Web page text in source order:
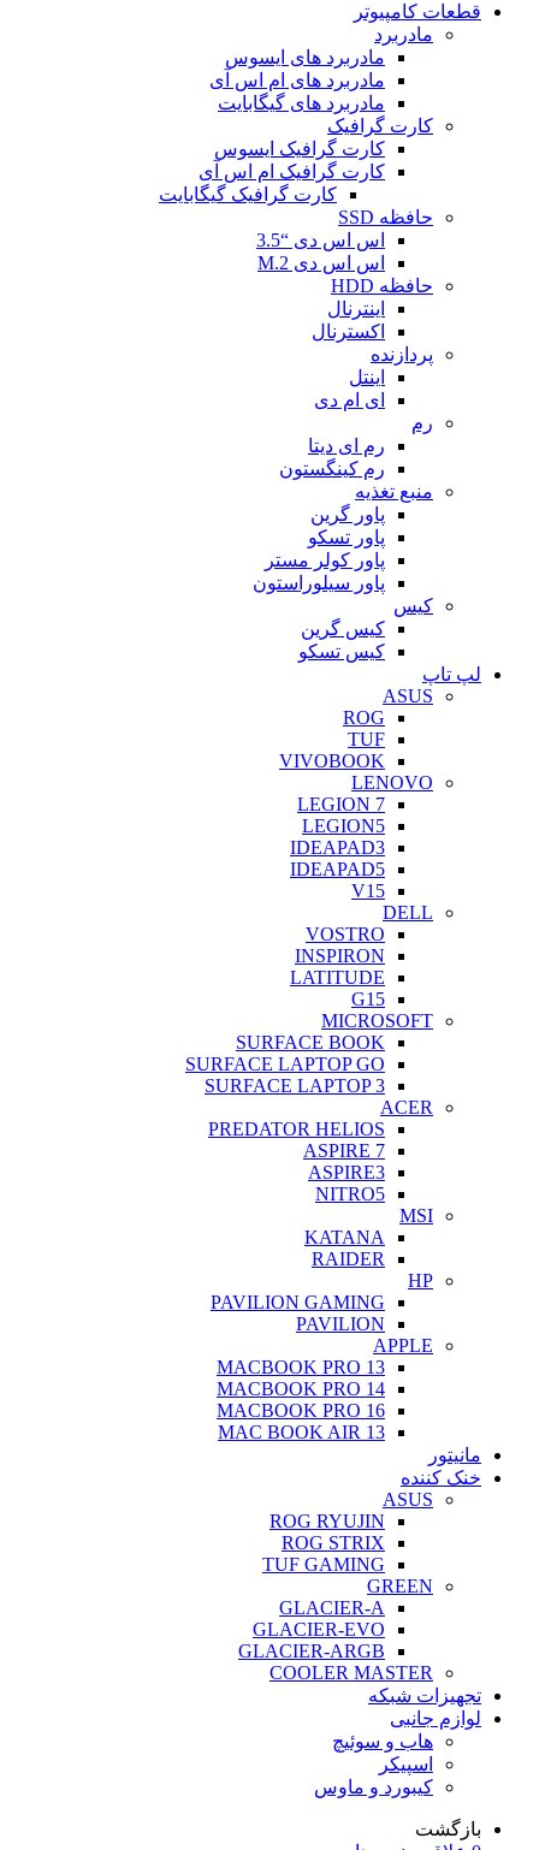
قطعات کامپیوتر
مادربرد
مادربرد های ایسوس
مادربرد های ام اس آی
مادربرد های گیگابایت
کارت گرافیک
کارت گرافیک ایسوس
کارت گرافیک ام اس آی
کارت گرافیک گیگابایت
حافظه SSD
اس اس دی “3.5
اس اس دی M.2
حافظه HDD
اینترنال
اکسترنال
پردازنده
اینتل
ای ام دی
رم
رم ای دیتا
رم کینگستون
منبع تغذیه
پاور گرین
پاور تسکو
پاور کولر مستر
پاور سیلوراستون
کیس
کیس گرین
کیس تسکو
لپ تاپ
ASUS
ROG
TUF
VIVOBOOK
LENOVO
LEGION 7
LEGION5
IDEAPAD3
IDEAPAD5
V15
DELL
VOSTRO
INSPIRON
LATITUDE
G15
MICROSOFT
SURFACE BOOK
SURFACE LAPTOP GO
SURFACE LAPTOP 3
ACER
PREDATOR HELIOS
ASPIRE 7
ASPIRE3
NITRO5
MSI
KATANA
RAIDER
HP
PAVILION GAMING
PAVILION
APPLE
MACBOOK PRO 13
MACBOOK PRO 14
MACBOOK PRO 16
MAC BOOK AIR 13
مانیتور
خنک کننده
ASUS
ROG RYUJIN
ROG STRIX
TUF GAMING
GREEN
GLACIER-A
GLACIER-EVO
GLACIER-ARGB
COOLER MASTER
تجهیزات شبکه
لوازم جانبی
هاب و سوئیچ
اسپیکر
کیبورد و ماوس
بازگشت